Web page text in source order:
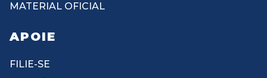
MATERIAL OFICIAL
APOIE
FILIE-SE